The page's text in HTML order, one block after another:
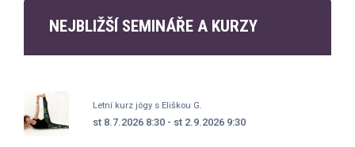
NEJBLIŽŠÍ SEMINÁŘE A KURZY
Letní kurz jógy s Eliškou G.
st 8.7.2026 8:30 - st 2.9.2026 9:30